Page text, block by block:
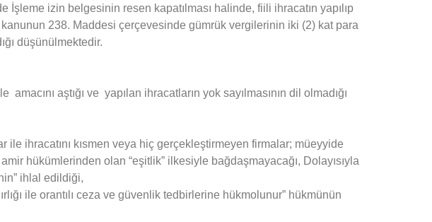
izin belgesinin resen kapatılması halinde, fiili ihracatın yapılıp
kanunun 238. Maddesi çerçevesinde gümrük vergilerinin iki (2) kat para
düşünülmektedir.
aştığı ve yapılan ihracatların yok sayılmasının dil olmadığı
ihracatını kısmen veya hiç gerçekleştirmeyen firmalar; müeyyide
hükümlerinden olan “eşitlik” ilkesiyle bağdaşmayacağı, Dolayısıyla
ihlal edildiği,
ile orantılı ceza ve güvenlik tedbirlerine hükmolunur” hükmünün